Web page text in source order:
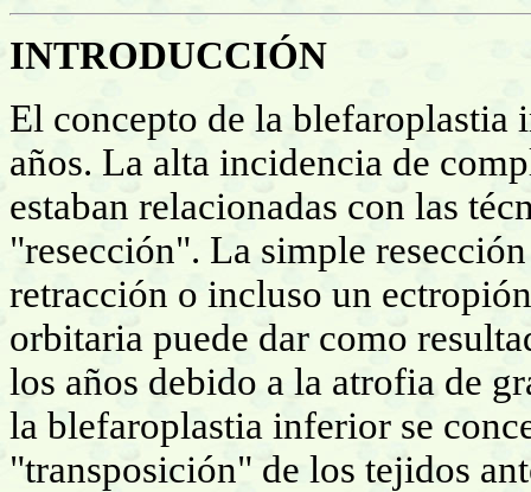
INTRODUCCIÓN
El concepto de la
años. La alta incidencia de
estaban relacionadas con las
"resección". La simple
retracción o incluso un
orbitaria puede dar como
los años debido a la atrofia de
la blefaroplastia inferior se
"transposición" de los tejidos